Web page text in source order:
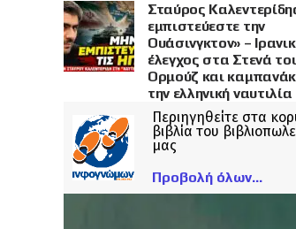
Σταύρος
εμπιστεύεστε την
Ουάσινγκτον» –
έλεγχος στα Στενά
Ορμούζ και
την ελληνική ναυτιλία
Περιηγηθείτε στα
βιβλία του
μας
Προβολή όλων